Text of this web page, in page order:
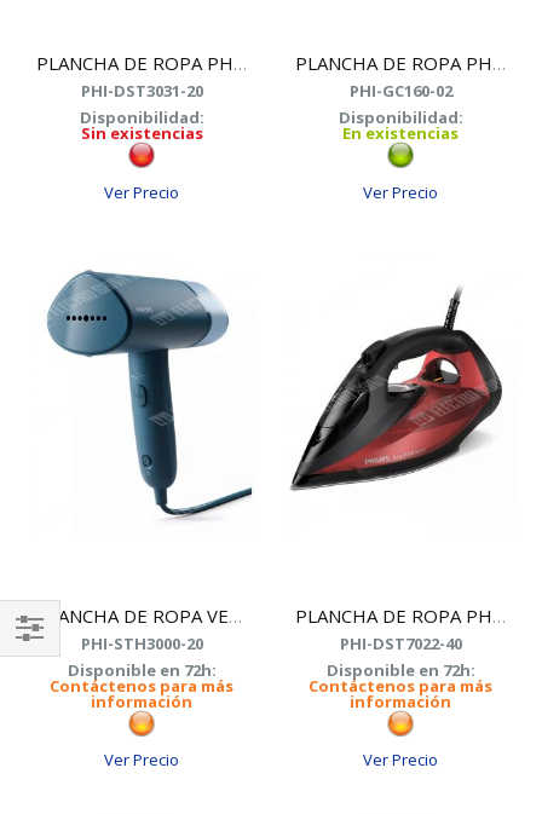
PLANCHA DE ROPA PHILIPS DST3031/20
PHI-DST3031-20
Disponibilidad:
Sin existencias
Ver Precio
PLANCHA DE ROPA PHILIPS GC160/02
PHI-GC160-02
Disponibilidad:
En existencias
Ver Precio
PLANCHA DE ROPA VERTICAL PHILIPS STH3000/20
PHI-STH3000-20
Disponible en 72h:
Contáctenos para más
información
Ver Precio
PLANCHA DE ROPA PHILIPS DST7022/40
PHI-DST7022-40
Disponible en 72h:
Contáctenos para más
información
Ver Precio
Shop